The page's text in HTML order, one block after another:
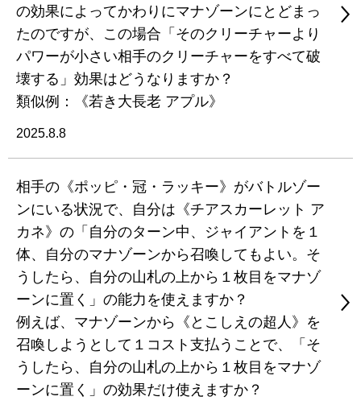
の効果によってかわりにマナゾーンにとどまっ
たのですが、この場合「そのクリーチャーより
パワーが小さい相手のクリーチャーをすべて破
壊する」効果はどうなりますか？
類似例：《若き大長老 アプル》
2025.8.8
相手の《ポッピ・冠・ラッキー》がバトルゾー
ンにいる状況で、自分は《チアスカーレット ア
カネ》の「自分のターン中、ジャイアントを１
体、自分のマナゾーンから召喚してもよい。そ
うしたら、自分の山札の上から１枚目をマナゾ
ーンに置く」の能力を使えますか？
例えば、マナゾーンから《とこしえの超人》を
召喚しようとして１コスト支払うことで、「そ
うしたら、自分の山札の上から１枚目をマナゾ
ーンに置く」の効果だけ使えますか？